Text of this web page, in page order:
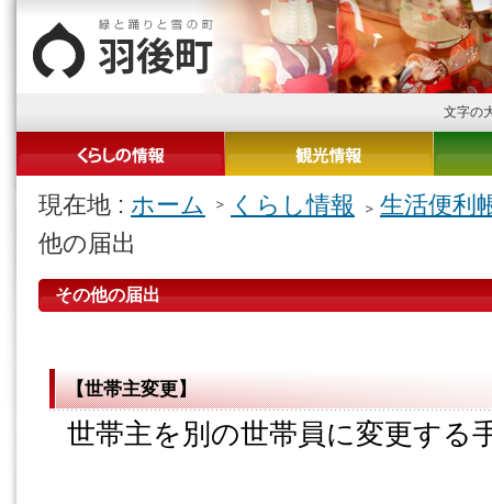
文字の
現在地 : ホーム くらし情報
生活便利
他の届出
その他の届出
【世帯主変更】
世帯主を別の世帯員に変更する